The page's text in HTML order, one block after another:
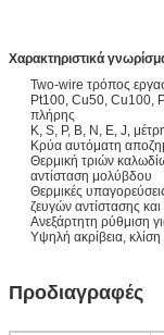
Χαρακτηριστικά
Two-wire τρόπος
Pt100, Cu50, Cu100,
πλήρης
Κ, S, Ρ, Β, Ν, Ε, J,
Κρύα αυτόματη
Θερμική τριών
αντίσταση μολύβδου
Θερμικές
ζευγών αντίστασης
Ανεξάρτητη ρύθμιση
Υψηλή ακρίβεια,
Προδιαγραφές